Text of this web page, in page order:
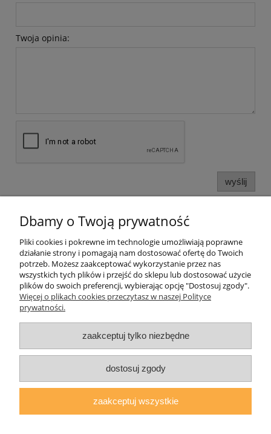
Twoja opinia:
wyślij
Informacje o sklepie
Twoje konto
Koperty
Taśmy i noże bezpieczne
Dbamy o Twoją prywatność
Pliki cookies i pokrewne im technologie umożliwiają poprawne
działanie strony i pomagają nam dostosować ofertę do Twoich
potrzeb. Możesz zaakceptować wykorzystanie przez nas
wszystkich tych plików i przejść do sklepu lub dostosować użycie
plików do swoich preferencji, wybierając opcję "Dostosuj zgody".
Więcej o plikach cookies przeczytasz w naszej Polityce
prywatności.
zaakceptuj tylko niezbędne
dostosuj zgody
zaakceptuj wszystkie